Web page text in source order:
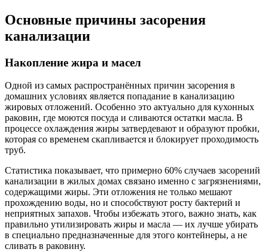
Основные причины засорения
канализации
Накопление жира и масел
Одной из самых распространённых причин засорения в
домашних условиях является попадание в канализацию
жировых отложений. Особенно это актуально для кухонных
раковин, где моются посуда и сливаются остатки масла. В
процессе охлаждения жиры затвердевают и образуют пробки,
которая со временем скапливается и блокирует проходимость
труб.
Статистика показывает, что примерно 60% случаев засорений
канализации в жилых домах связано именно с загрязнениями,
содержащими жиры. Эти отложения не только мешают
прохождению воды, но и способствуют росту бактерий и
неприятных запахов. Чтобы избежать этого, важно знать, как
правильно утилизировать жиры и масла — их лучше убирать
в специально предназначенные для этого контейнеры, а не
сливать в раковину.